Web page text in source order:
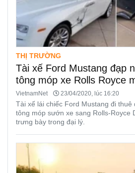
THỊ TRƯỜNG
Tài xế Ford Mustang đạp
tông móp xe Rolls Royce
VietnamNet 23/04/2020, lúc 16:20
Tài xế lái chiếc Ford Mustang đi thuê
tông móp sướn xe sang Rolls-Royce
trưng bày trong đại lý.